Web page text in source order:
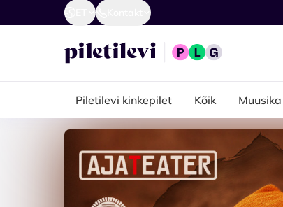
Piletilevi kinkepilet Kõik Muusika